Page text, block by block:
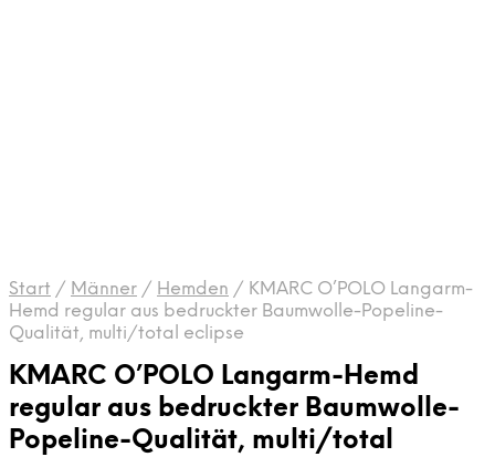
Start / Männer / Hemden / KMARC O’POLO Langarm-
Hemd regular aus bedruckter Baumwolle-Popeline-
Qualität, multi/total eclipse
KMARC O’POLO Langarm-Hemd
regular aus bedruckter Baumwolle-
Popeline-Qualität, multi/total